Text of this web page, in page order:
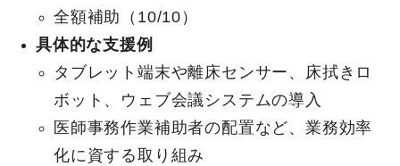
全額補助（10/10）
具体的な支援例
タブレット端末や離床センサー、床拭きロ
ボット、ウェブ会議システムの導入
医師事務作業補助者の配置など、業務効率
化に資する取り組み